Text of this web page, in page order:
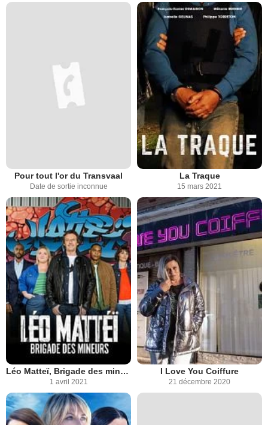
Pour tout l'or du Transvaal
Date de sortie inconnue
La Traque
15 mars 2021
Léo Matteï, Brigade des mineurs
1 avril 2021
I Love You Coiffure
21 décembre 2020